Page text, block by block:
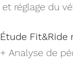
et réglage du
Étude Fit&Ride
+ Analyse de